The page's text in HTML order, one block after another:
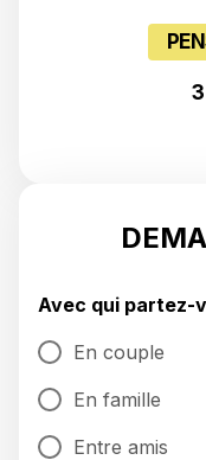
Avec qui partez-
En couple
En famille
Entre amis